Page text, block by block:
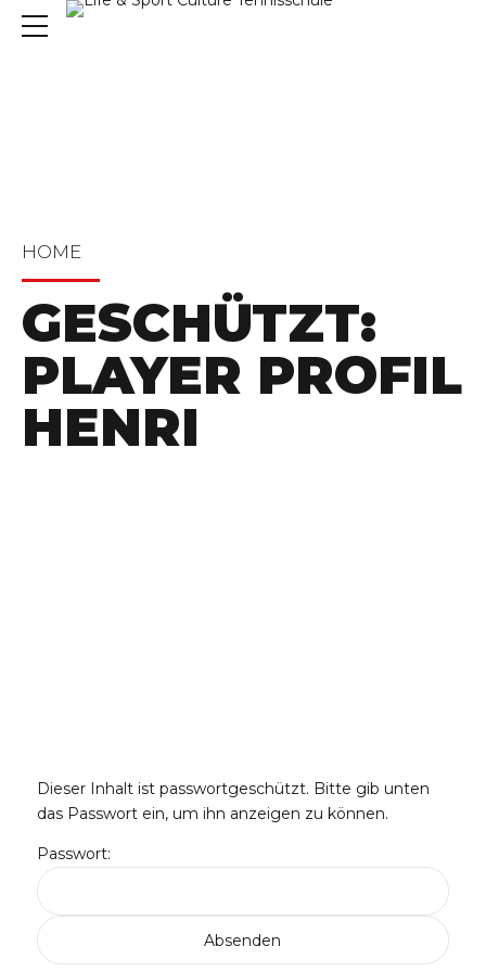
HOME
GESCHÜTZT:
PLAYER PROFIL
HENRI
Dieser Inhalt ist passwortgeschützt. Bitte gib unten
das Passwort ein, um ihn anzeigen zu können.
Passwort: